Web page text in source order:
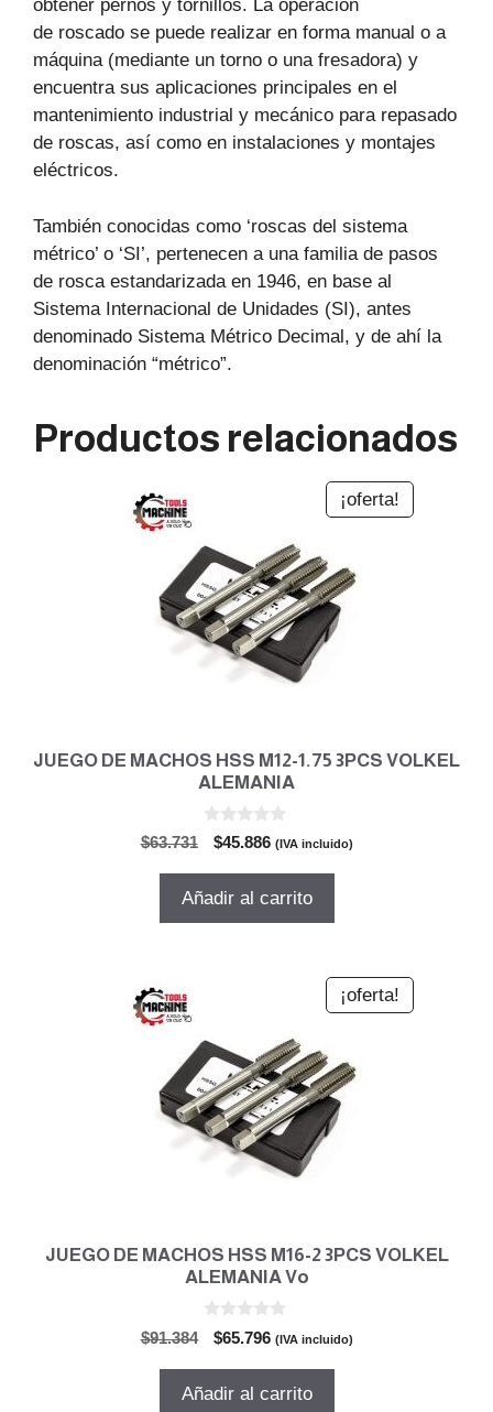
obtener pernos y tornillos. La operación
de roscado se puede realizar en forma manual o a
máquina (mediante un torno o una fresadora) y
encuentra sus aplicaciones principales en el
mantenimiento industrial y mecánico para repasado
de roscas, así como en instalaciones y montajes
eléctricos.
También conocidas como ‘roscas del sistema
métrico’ o ‘SI’, pertenecen a una familia de pasos
de rosca estandarizada en 1946, en base al
Sistema Internacional de Unidades (SI), antes
denominado Sistema Métrico Decimal, y de ahí la
denominación “métrico”.
Productos relacionados
¡oferta!
JUEGO DE MACHOS HSS M12-1.75 3PCS VOLKEL
ALEMANIA
$63.731
El
original
$45.886El
actual
(IVA incluido)
Añadir al carrito
¡oferta!
JUEGO DE MACHOS HSS M16-2 3PCS VOLKEL
ALEMANIA Vo
$91.384
El
original
$65.796El
actual
(IVA incluido)
Añadir al carrito